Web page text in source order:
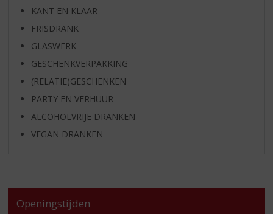
KANT EN KLAAR
FRISDRANK
GLASWERK
GESCHENKVERPAKKING
(RELATIE)GESCHENKEN
PARTY EN VERHUUR
ALCOHOLVRIJE DRANKEN
VEGAN DRANKEN
Openingstijden